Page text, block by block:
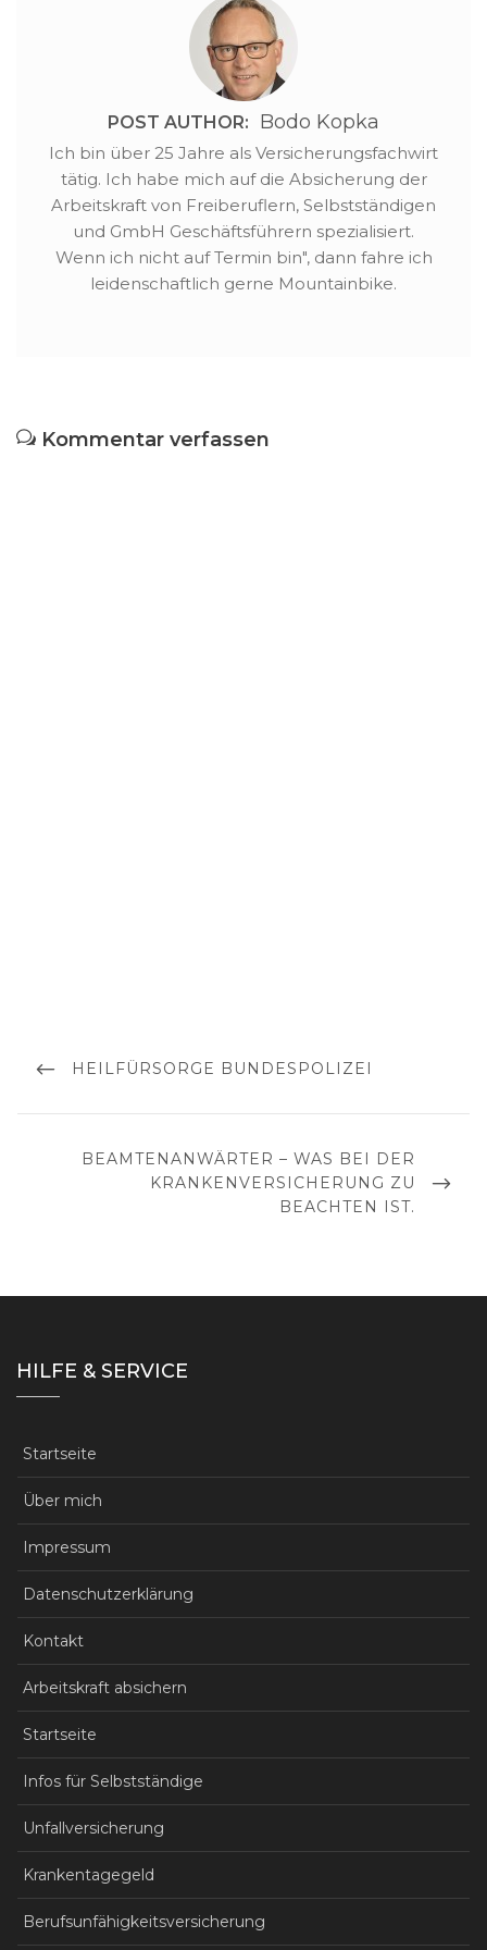
POST AUTHOR: Bodo Kopka
Ich bin über 25 Jahre als Versicherungsfachwirt
tätig. Ich habe mich auf die Absicherung der
Arbeitskraft von Freiberuflern, Selbstständigen
und GmbH Geschäftsführern spezialisiert.
Wenn ich nicht auf Termin bin", dann fahre ich
leidenschaftlich gerne Mountainbike.
Kommentar verfassen
PREVIOUS
HEILFÜRSORGE BUNDESPOLIZEI
NEXT
BEAMTENANWÄRTER – WAS BEI DER
KRANKENVERSICHERUNG ZU
BEACHTEN IST.
HILFE & SERVICE
Startseite
Über mich
Impressum
Datenschutzerklärung
Kontakt
Arbeitskraft absichern
Startseite
Infos für Selbstständige
Unfallversicherung
Krankentagegeld
Berufsunfähigkeitsversicherung